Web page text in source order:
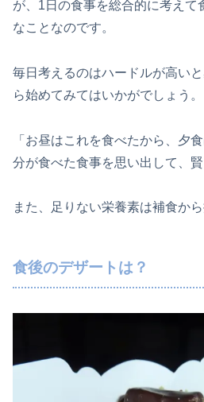
が、1日の食事を総合的に考えて
なことなのです。
毎日考えるのはハードルが高い
ら始めてみてはいかがでしょう。
「お昼はこれを食べたから、夕
分が食べた食事を思い出して、
また、足りない栄養素は補食か
食後のデザートは？